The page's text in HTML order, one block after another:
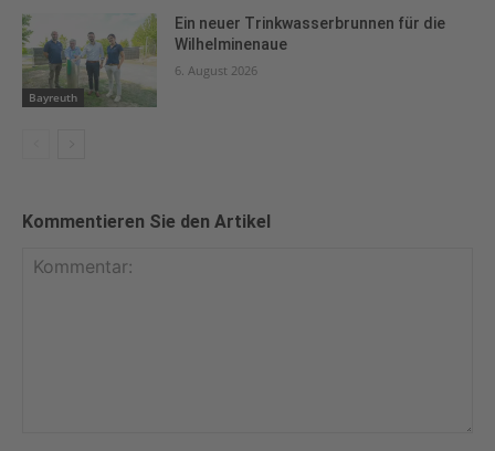
Bayreuth
Ein neuer Trinkwasserbrunnen für die
Wilhelminenaue
6. August 2026
Kommentieren Sie den Artikel